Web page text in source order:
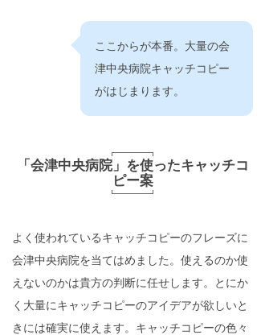
ここからが本番。大量の会
津中央病院キャッチコピー
がはじまります。
「会津中央病院」を使ったキャッチコ
ピー案
よく使われているキャッチコピーのフレーズに
会津中央病院を当てはめました。使えるのか使
えないのかは貴方の判断に任せします。とにか
く大量にキャッチコピーのアイデアが欲しいと
きには確実に使えます。キャッチコピーの色々